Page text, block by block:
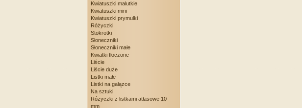
Kwiatuszki malutkie
Kwiatuszki mini
Kwiatuszki prymulki
Różyczki
Stokrotki
Słoneczniki
Słoneczniki małe
Kwiatki tłoczone
Liście
Liście duże
Listki małe
Listki na gałązce
Na sztuki
Różyczki z listkami atłasowe 10
mm